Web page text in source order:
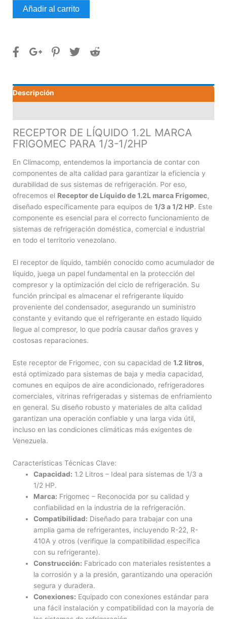
RECEPTOR
DE
MARCA
1/3-
1/2HP
Añadir al carrito
Descripción
RECEPTOR DE LÍQUIDO 1.2L MARCA
FRIGOMEC PARA 1/3-1/2HP
En Climacomp, entendemos la importancia de contar con
componentes de alta calidad para garantizar la eficiencia y
durabilidad de sus sistemas de refrigeración. Por eso,
ofrecemos el Receptor de Líquido de 1.2L marca Frigomec,
diseñado específicamente para equipos de 1/3 a 1/2 HP. Este
componente es esencial para el correcto funcionamiento de
sistemas de refrigeración doméstica, comercial e industrial
en todo el territorio venezolano.
El receptor de líquido, también conocido como acumulador de
líquido, juega un papel fundamental en la protección del
compresor y la optimización del ciclo de refrigeración. Su
función principal es almacenar el refrigerante líquido
proveniente del condensador, asegurando un suministro
constante y evitando que el refrigerante en estado líquido
llegue al compresor, lo que podría causar daños graves y
costosas reparaciones.
Este receptor de Frigomec, con su capacidad de 1.2 litros,
está optimizado para sistemas de baja y media capacidad,
comunes en equipos de aire acondicionado, refrigeradores
comerciales, vitrinas refrigeradas y sistemas de enfriamiento
en general. Su diseño robusto y materiales de alta calidad
garantizan una operación confiable y una larga vida útil,
incluso en las condiciones climáticas más exigentes de
Venezuela.
Características Técnicas Clave:
Capacidad: 1.2 Litros – Ideal para sistemas de 1/3 a
1/2 HP.
Marca: Frigomec – Reconocida por su calidad y
confiabilidad en la industria de la refrigeración.
Compatibilidad: Diseñado para trabajar con una
amplia gama de refrigerantes, incluyendo R-22, R-
410A y otros (verifique la compatibilidad específica
con su refrigerante).
Construcción: Fabricado con materiales resistentes a
la corrosión y a la presión, garantizando una operación
segura y duradera.
Conexiones: Equipado con conexiones estándar para
una fácil instalación y compatibilidad con la mayoría de